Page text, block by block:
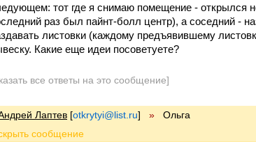
тот где я снимаю помещение - открылся
раз был пайнт-болл центр), а соседний -
листовки (каждому предъявившему
Какие еще идеи посоветуете?
все ответы на это сообщение]
Лаптев [otkrytyi@list.ru] » Ольга